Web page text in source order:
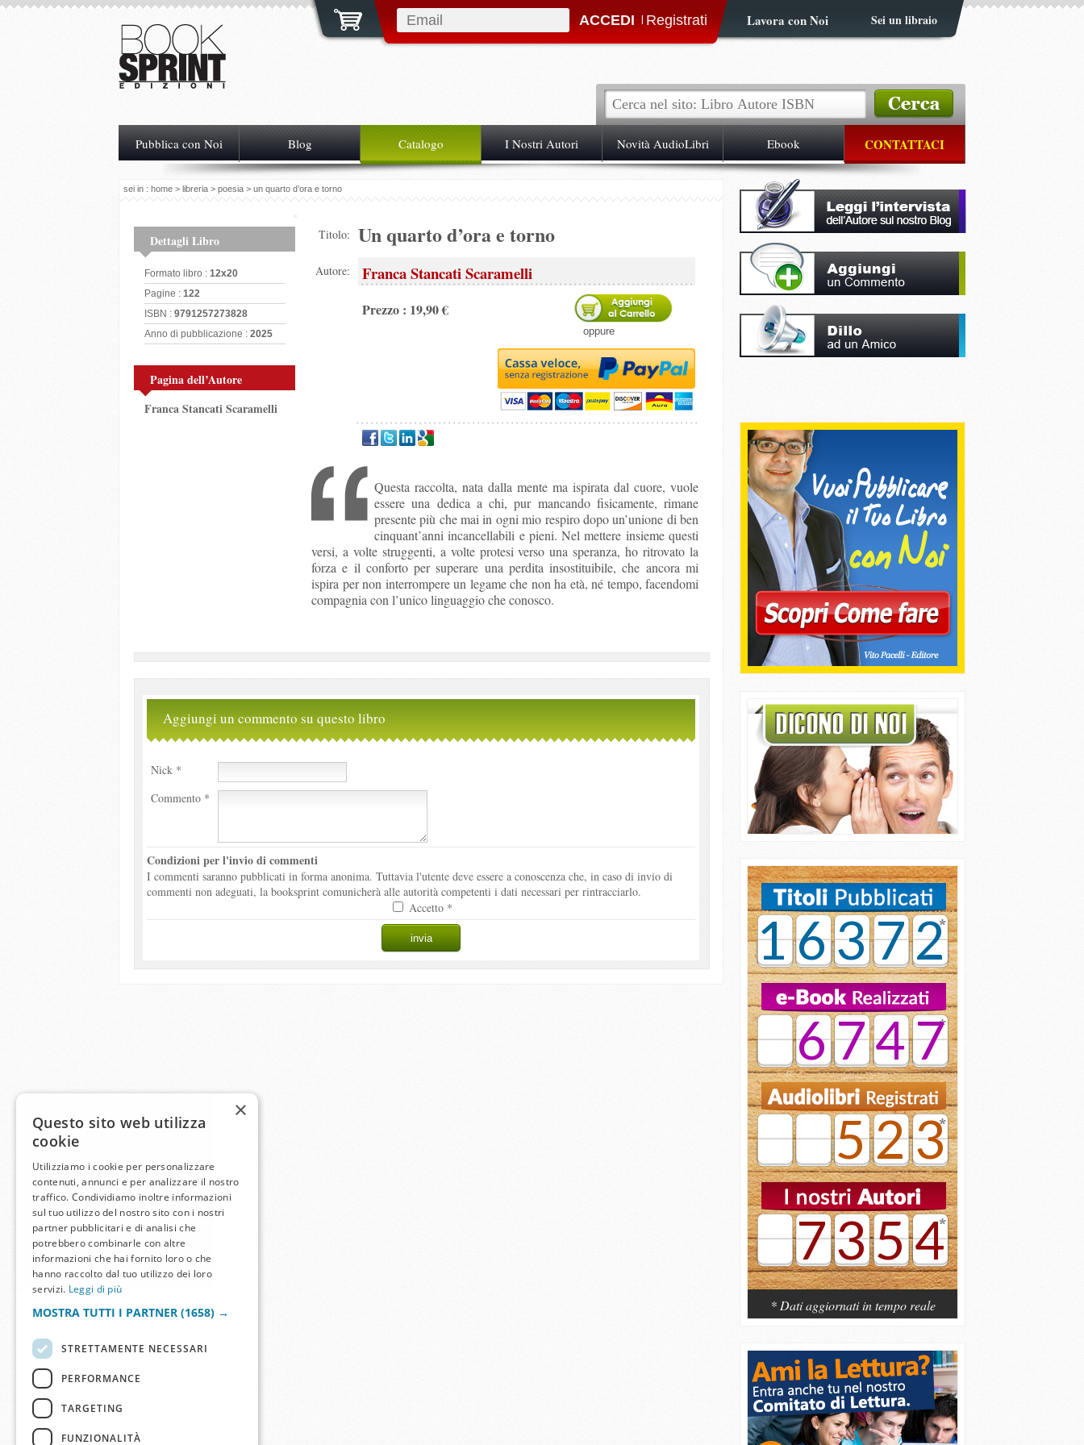
| Lavora con Noi Sei un libraio
Pubblica con Noi Blog Catalogo I Nostri Autori Novità AudioLibri Ebook CONTATTACI
sei in : home > libreria > poesia > un quarto d’ora e torno
Dettagli Libro
Formato libro : 12x20
Pagine : 122
ISBN : 9791257273828
Anno di pubblicazione : 2025
Pagina dell’Autore
Franca Stancati Scaramelli
Titolo: Un quarto d’ora e torno
Autore: Franca Stancati Scaramelli
Prezzo : 19,90 €
oppure
Questa raccolta, nata dalla mente ma ispirata dal cuore, vuole
essere una dedica a chi, pur mancando fisicamente, rimane
presente più che mai in ogni mio respiro dopo un’unione di ben
cinquant’anni incancellabili e pieni. Nel mettere insieme questi
versi, a volte struggenti, a volte protesi verso una speranza, ho ritrovato la
forza e il conforto per superare una perdita insostituibile, che ancora mi
ispira per non interrompere un legame che non ha età, né tempo, facendomi
compagnia con l’unico linguaggio che conosco.
Aggiungi un commento su questo libro
Nick *
Commento *
Condizioni per l'invio di commenti
I commenti saranno pubblicati in forma anonima. Tuttavia l'utente deve essere a conoscenza che, in caso di invio di
commenti non adeguati, la booksprint comunicherà alle autorità competenti i dati necessari per rintracciarlo.
Accetto *
16372
6747
523
7354
* Dati aggiornati in tempo reale
×
Questo sito web utilizza
cookie
Utilizziamo i cookie per personalizzare
contenuti, annunci e per analizzare il nostro
traffico. Condividiamo inoltre informazioni
sul tuo utilizzo del nostro sito con i nostri
partner pubblicitari e di analisi che
potrebbero combinarle con altre
informazioni che hai fornito loro o che
hanno raccolto dal tuo utilizzo dei loro
servizi. Leggi di più
MOSTRA TUTTI I PARTNER (1658) →
STRETTAMENTE NECESSARI
PERFORMANCE
TARGETING
FUNZIONALITÀ